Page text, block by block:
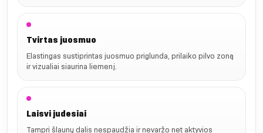
Tvirtas juosmuo
Elastingas sustiprintas juosmuo priglunda, prilaiko pilvo zoną
ir vizualiai siaurina liemenį.
Laisvi judesiai
Tampri šlaunų dalis nespaudžia ir nevaržo net aktyvios